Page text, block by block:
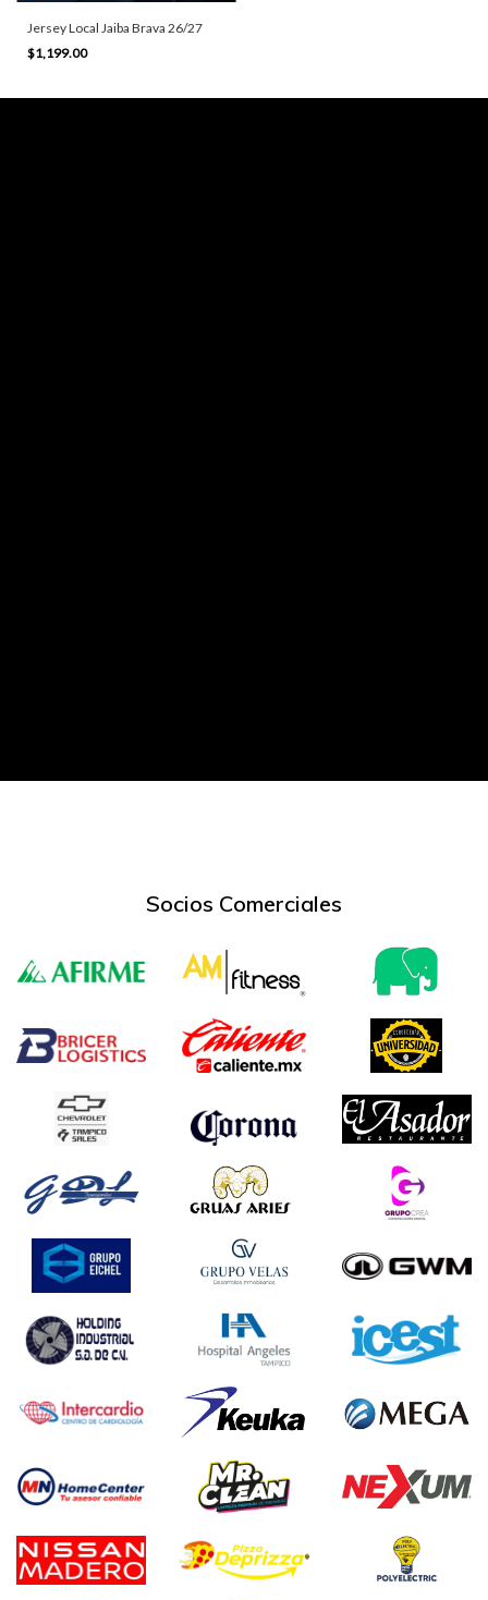
Jersey Local Jaiba Brava 26/27
$1,199.00
Socios Comerciales